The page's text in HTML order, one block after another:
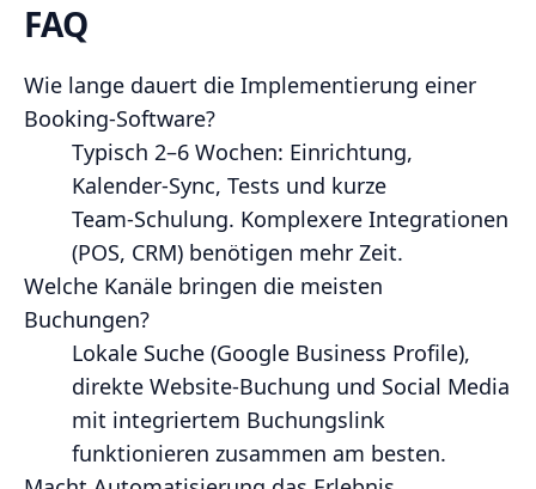
FAQ
Wie lange dauert die Implementierung einer
Booking‑Software?
Typisch 2–6 Wochen: Einrichtung,
Kalender‑Sync, Tests und kurze
Team‑Schulung. Komplexere Integrationen
(POS, CRM) benötigen mehr Zeit.
Welche Kanäle bringen die meisten
Buchungen?
Lokale Suche (Google Business Profile),
direkte Website‑Buchung und Social Media
mit integriertem Buchungslink
funktionieren zusammen am besten.